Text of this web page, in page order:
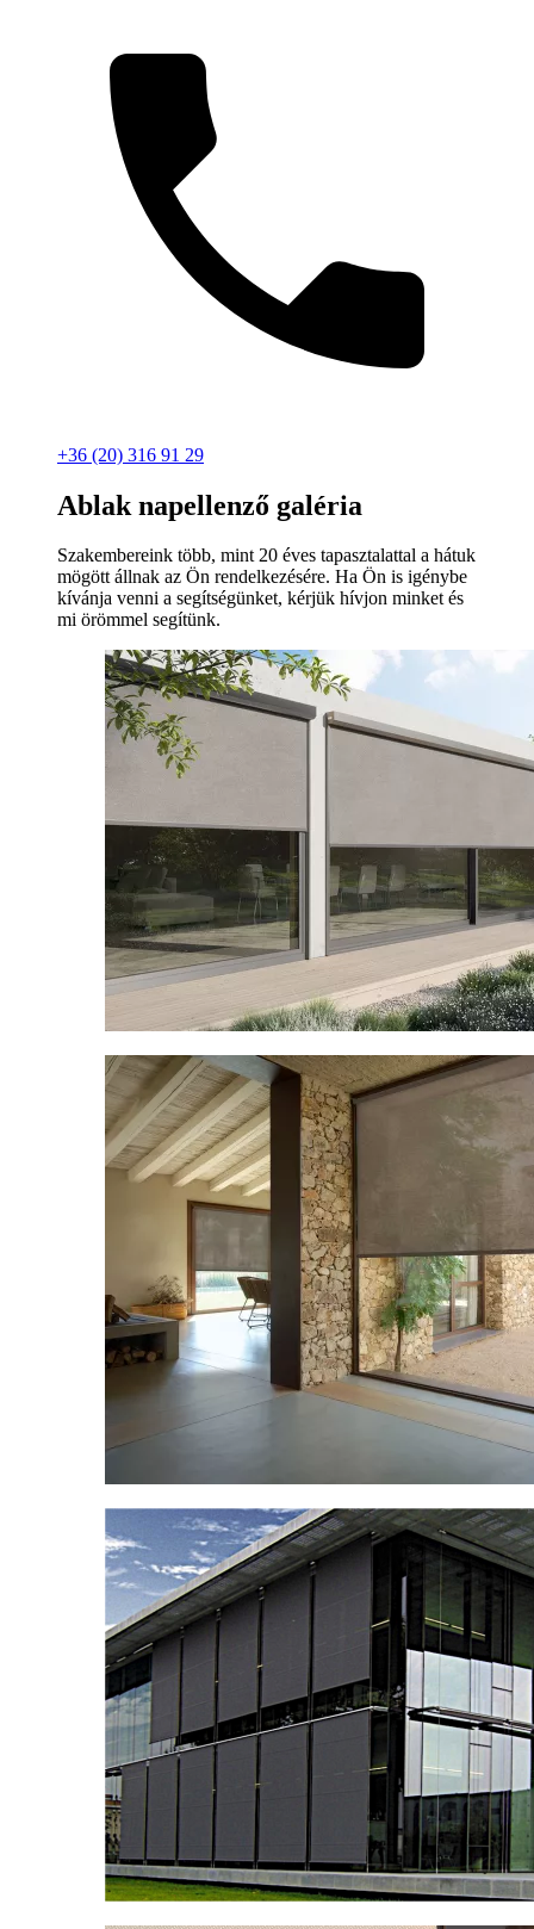
+36 (20) 316 91 29
Ablak napellenző galéria
Szakembereink több, mint 20 éves tapasztalattal a hátuk
mögött állnak az Ön rendelkezésére. Ha Ön is igénybe
kívánja venni a segítségünket, kérjük hívjon minket és
mi örömmel segítünk.